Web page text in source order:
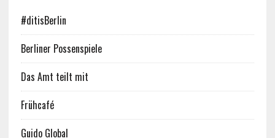
#ditisBerlin
Berliner Possenspiele
Das Amt teilt mit
Frühcafé
Guido Global